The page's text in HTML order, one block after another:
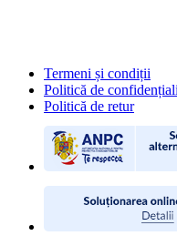
Termeni și condiții
Politică de
Politică de retur